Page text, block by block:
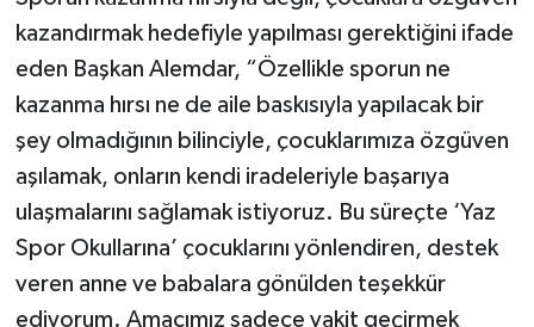
kazandırmak hedefiyle yapılması gerektiğini ifade
eden Başkan Alemdar, “Özellikle sporun ne
kazanma hırsı ne de aile baskısıyla yapılacak bir
şey olmadığının bilinciyle, çocuklarımıza özgüven
aşılamak, onların kendi iradeleriyle başarıya
ulaşmalarını sağlamak istiyoruz. Bu süreçte ‘Yaz
Spor Okullarına’ çocuklarını yönlendiren, destek
veren anne ve babalara gönülden teşekkür
ediyorum. Amacımız sadece vakit geçirmek